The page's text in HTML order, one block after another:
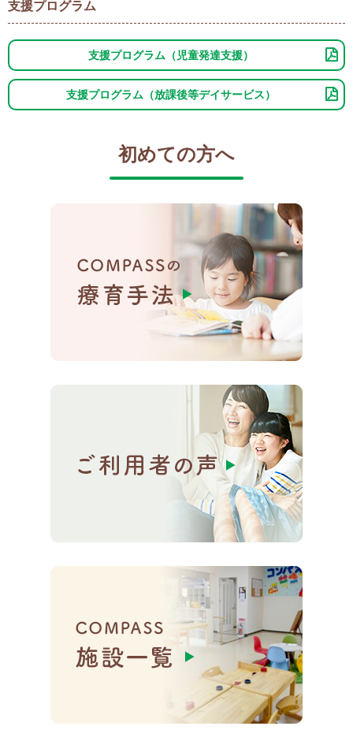
支援プログラム
支援プログラム（児童発達支援）
支援プログラム（放課後等デイサービス）
初めての方へ